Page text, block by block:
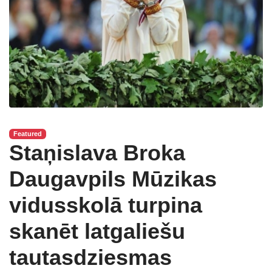
Featured
Staņislava Broka
Daugavpils Mūzikas
vidusskolā turpina
skanēt latgaliešu
tautasdziesmas